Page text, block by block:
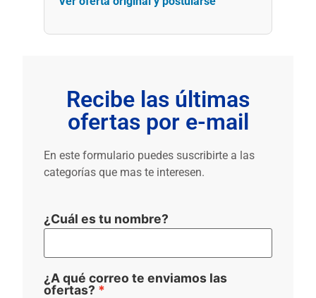
Recibe las últimas
ofertas por e-mail
En este formulario puedes suscribirte a las
categorías que mas te interesen.
¿Cuál es tu nombre?
¿A qué correo te enviamos las
ofertas?